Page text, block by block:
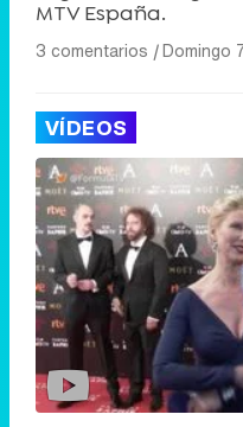
MTV España.
3 comentarios |Domingo
VÍDEOS